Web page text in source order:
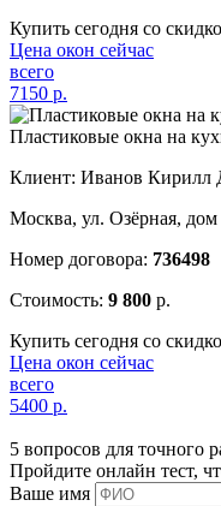
Купить сегодня со
Цена окон сейчас
всего
7150 р.
Пластиковые окна на
Клиент: Иванов Кирилл
Москва, ул. Озёрная, дом
Номер договора: 736498
Стоимость: 9 800 р.
Купить сегодня со
Цена окон сейчас
всего
5400 р.
5 вопросов для точного
Пройдите онлайн тест,
Ваше имя